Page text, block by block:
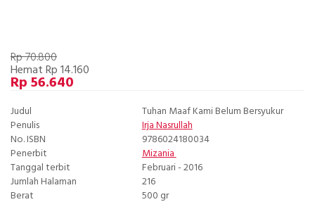
Rp 70.800
Hemat Rp 14.160
Rp 56.640
Judul
Tuhan Maaf Kami Belum Bersyukur
Penulis
Irja Nasrullah
No. ISBN
9786024180034
Penerbit
Mizania
Tanggal terbit
Februari - 2016
Jumlah Halaman
216
Berat
500 gr